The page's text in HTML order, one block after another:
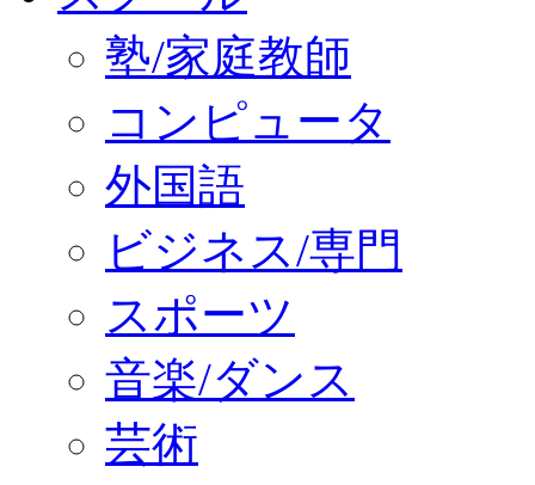
塾/家庭教師
コンピュータ
外国語
ビジネス/専門
スポーツ
音楽/ダンス
芸術